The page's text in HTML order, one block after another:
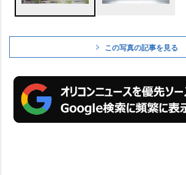
この写真の記事を見る